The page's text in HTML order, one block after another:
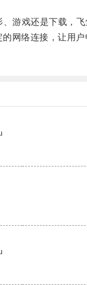
戏还是下载，飞
的网络连接，让用